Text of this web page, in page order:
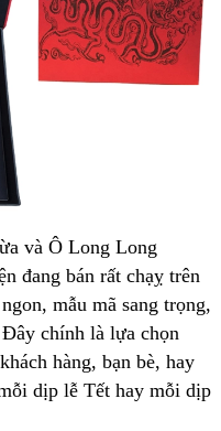
và Ô Long Long
đang bán rất chạỵ trên
mẫu mã sang trọng,
chính là lựa chọn
hàng, bạn bè, hay
dịp lễ Tết hay mỗi dịp